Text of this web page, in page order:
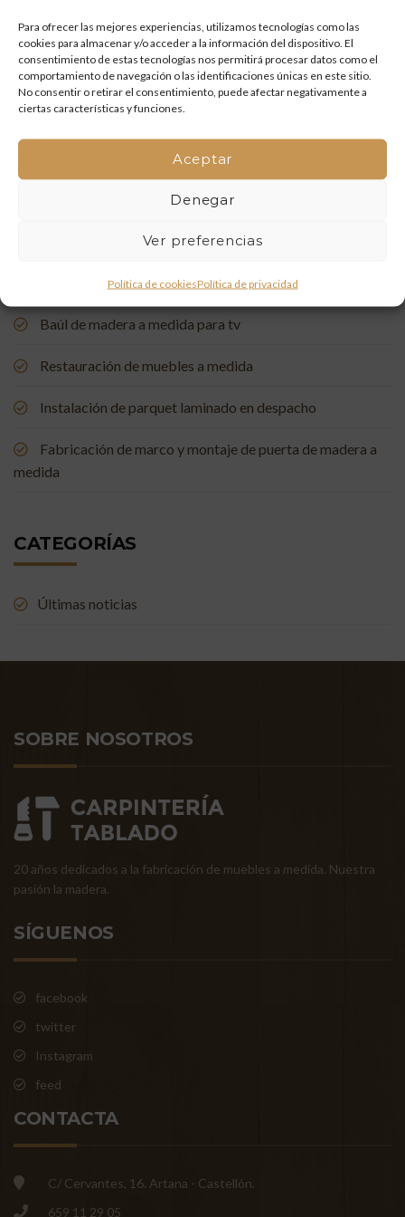
Para ofrecer las mejores experiencias, utilizamos tecnologías como las
cookies para almacenar y/o acceder a la información del dispositivo. El
consentimiento de estas tecnologías nos permitirá procesar datos como el
comportamiento de navegación o las identificaciones únicas en este sitio.
No consentir o retirar el consentimiento, puede afectar negativamente a
ciertas características y funciones.
Aceptar
Denegar
Ver preferencias
Política de cookiesPolítica de privacidad
Mueble de baño a medida con acabado en nogal
Un rincón de estudio único: restauración y carpintería a
medida
Restauración de una Capelleta de Visita Domiciliaria: Un
Vínculo con la Tradición
Puerta de entrada a medida, de madera de pino suecia
Baúl de madera a medida para tv
Restauración de muebles a medida
Instalación de parquet laminado en despacho
Fabricación de marco y montaje de puerta de madera a
medida
CATEGORÍAS
Últimas noticias
SOBRE NOSOTROS
20 años dedicados a la fabricación de muebles a medida. Nuestra
pasión la madera.
SÍGUENOS
facebook
twitter
Instagram
feed
CONTACTA
C/ Cervantes, 16. Artana - Castellón.
659 11 29 05